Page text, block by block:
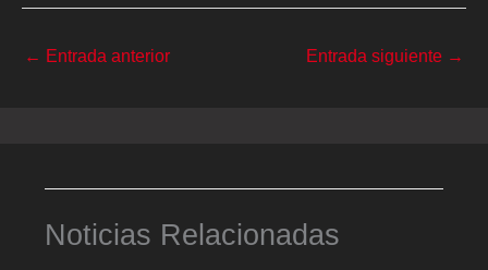
← Entrada anterior Entrada siguiente →
Noticias Relacionadas